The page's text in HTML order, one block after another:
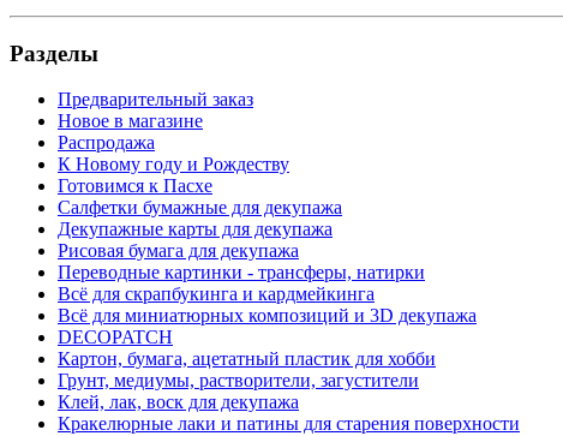
Разделы
Предварительный заказ
Новое в магазине
Распродажа
К Новому году и Рождеству
Готовимся к Пасхе
Салфетки бумажные для декупажа
Декупажные карты для декупажа
Рисовая бумага для декупажа
Переводные картинки - трансферы, натирки
Всё для скрапбукинга и кардмейкинга
Всё для миниатюрных композиций и 3D декупажа
DECOPATCH
Картон, бумага, ацетатный пластик для хобби
Грунт, медиумы, растворители, загустители
Клей, лак, воск для декупажа
Кракелюрные лаки и патины для старения поверхности